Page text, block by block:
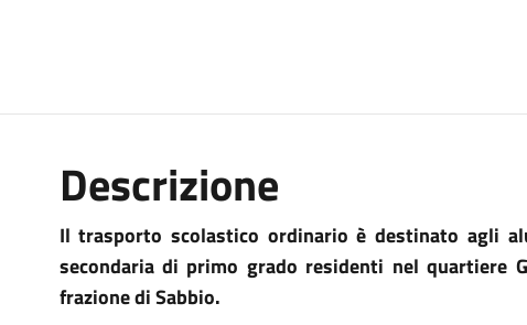
Descrizione
Il trasporto scolastico ordinario è destinato agli
secondaria di primo grado residenti nel quartiere
frazione di Sabbio.